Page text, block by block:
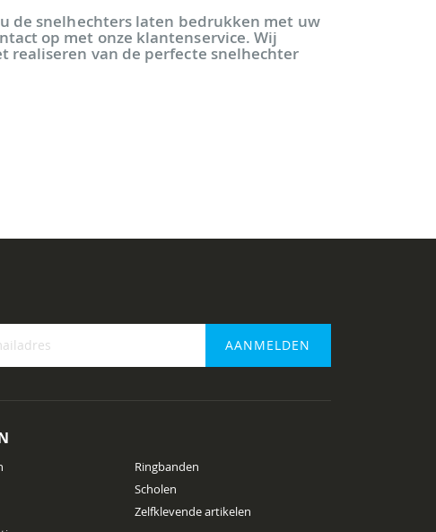
de snelhechters laten bedrukken met uw
op met onze klantenservice. Wij
realiseren van de perfecte snelhechter
AANMELDEN
Ringbanden
Scholen
Zelfklevende artikelen